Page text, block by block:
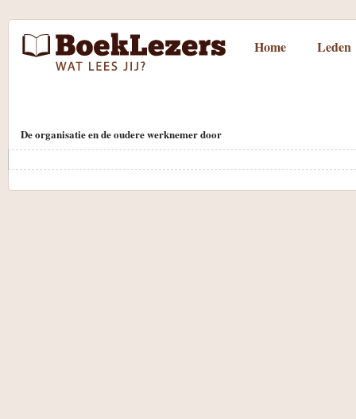
Home Leden
De organisatie en de oudere werknemer door